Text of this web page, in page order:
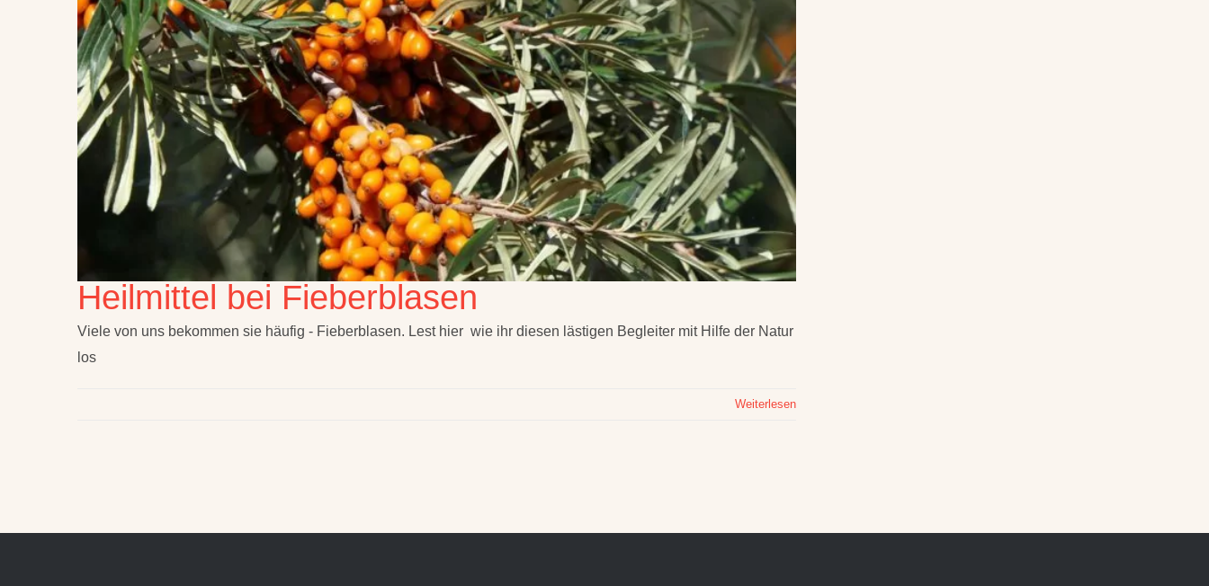
Heilmittel bei Fieberblasen
Viele von uns bekommen sie häufig - Fieberblasen. Lest hier wie ihr diesen lästigen Begleiter mit Hilfe der Natur
los
Weiterlesen